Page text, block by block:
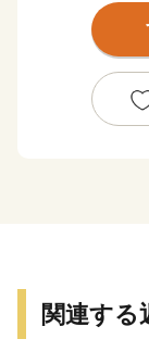
また、カニの
ニ道場』をテ
■ワンストッ
ワンストップ
関連す